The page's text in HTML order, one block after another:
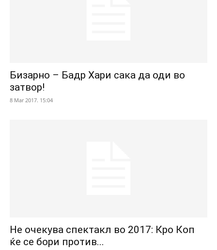
Бизарно – Бадр Хари сака да оди во
затвор!
8 Mar 2017. 15:04
Не очекува спектакл во 2017: Кро Коп
ќе се бори против...